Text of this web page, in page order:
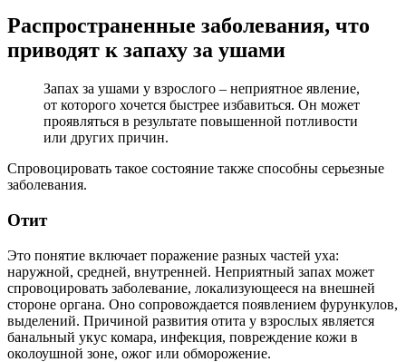
Распространенные заболевания, что
приводят к запаху за ушами
Запах за ушами у взрослого – неприятное явление,
от которого хочется быстрее избавиться. Он может
проявляться в результате повышенной потливости
или других причин.
Спровоцировать такое состояние также способны серьезные
заболевания.
Отит
Это понятие включает поражение разных частей уха:
наружной, средней, внутренней. Неприятный запах может
спровоцировать заболевание, локализующееся на внешней
стороне органа. Оно сопровождается появлением фурункулов,
выделений. Причиной развития отита у взрослых является
банальный укус комара, инфекция, повреждение кожи в
околоушной зоне, ожог или обморожение.